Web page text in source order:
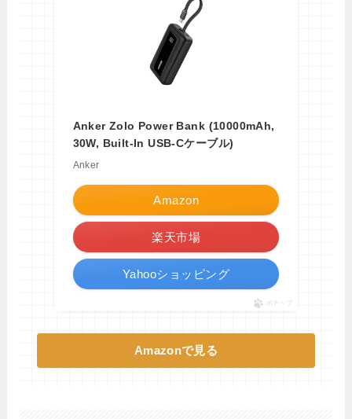
Anker Zolo Power Bank (10000mAh,
30W, Built-In USB-Cケーブル)
Anker
Amazon
楽天市場
Yahooショッピング
ポチップ
Amazonで見る